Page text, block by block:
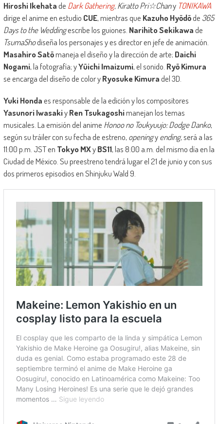
Hiroshi Ikehatade Dark Gathering, Kiratto Pri☆Chany TONIKAWA
dirige el anime en estudio CUE, mientras que Kazuho Hyōdōde 365
Days to the Weddingescribe los guiones. Narihito Sekikawade
TsumaShodiseña los personajes y es director en jefe de animación.
Masahiro Satōmaneja el diseño y la dirección de arte; Daichi
Nogami, la fotografía; yYūichi Imaizumi, el sonido. Ryō Kimura
se encarga del diseño de color yRyosuke Kimuradel 3D.
Yuki Hondaes responsable de la edición y los compositores
Yasunori IwasakiyRen Tsukagoshimanejan los temas
musicales. La emisión del anime Honoo no Toukyuujo: Dodge Danko,
según su tráiler con su fecha de estreno, openingyending, será a las
11:00 p.m. JST en Tokyo MXyBS11, las 8:00 a.m. del mismo día en la
Ciudad de México. Su preestreno tendrá lugar el 21 de junio y con sus
dos primeros episodios en Shinjuku Wald 9.